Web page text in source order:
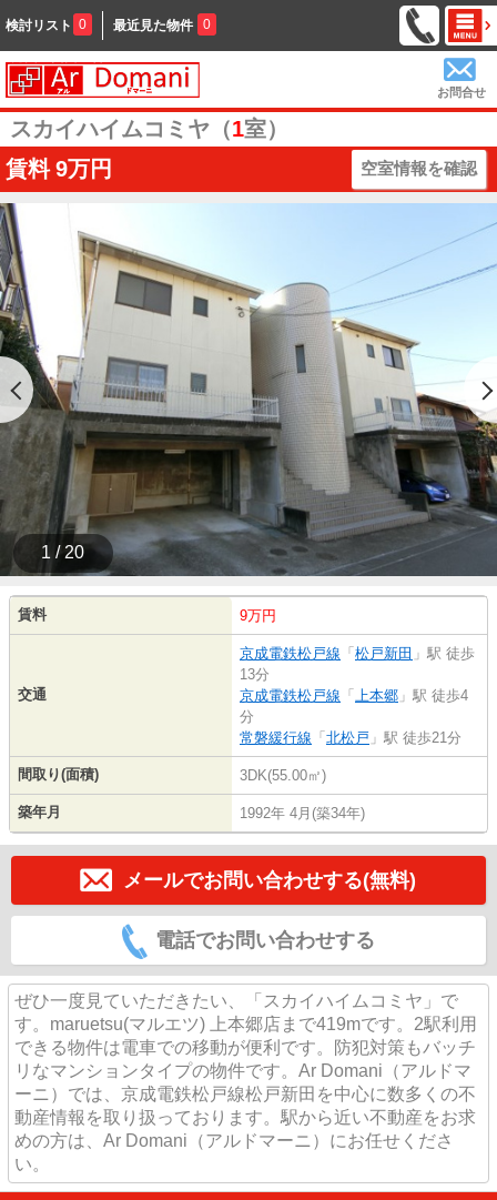
検討リスト 0 最近見た物件 0
お問合せ
スカイハイムコミヤ（1室）
賃料 9万円 空室情報を確認
1 / 20
賃料 9万円
交通
京成電鉄松戸線 「 松戸新田 」駅 徒歩
13分
京成電鉄松戸線 「 上本郷 」駅 徒歩4
分
常磐緩行線 「 北松戸 」駅 徒歩21分
間取り(面積) 3DK(55.00㎡)
築年月 1992年 4月(築34年)
メールでお問い合わせする(無料)
電話でお問い合わせする
ぜひ一度見ていただきたい、「スカイハイムコミヤ」で
す。maruetsu(マルエツ) 上本郷店まで419mです。2駅利用
できる物件は電車での移動が便利です。防犯対策もバッチ
リなマンションタイプの物件です。Ar Domani（アルドマ
ーニ）では、京成電鉄松戸線松戸新田を中心に数多くの不
動産情報を取り扱っております。駅から近い不動産をお求
めの方は、Ar Domani（アルドマーニ）にお任せくださ
い。